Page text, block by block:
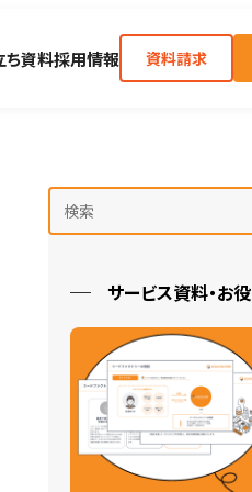
ち資料採用情報 資料請求
サービス資料・お